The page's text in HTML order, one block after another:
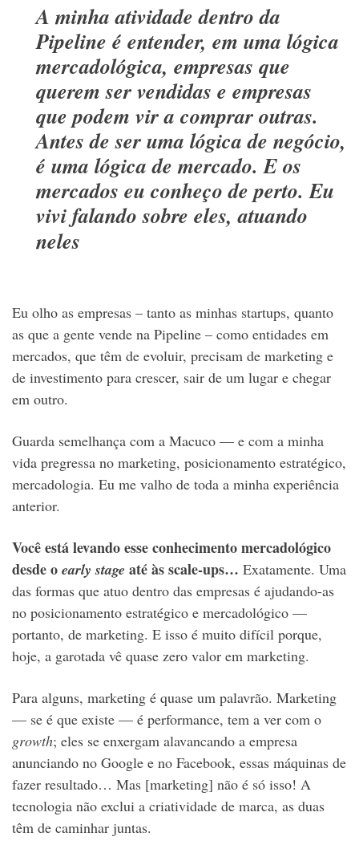
A minha atividade dentro da
Pipeline é entender, em uma lógica
mercadológica, empresas que
querem ser vendidas e empresas
que podem vir a comprar outras.
Antes de ser uma lógica de negócio,
é uma lógica de mercado. E os
mercados eu conheço de perto. Eu
vivi falando sobre eles, atuando
neles
Eu olho as empresas – tanto as minhas startups, quanto
as que a gente vende na Pipeline – como entidades em
mercados, que têm de evoluir, precisam de marketing e
de investimento para crescer, sair de um lugar e chegar
em outro.
Guarda semelhança com a Macuco — e com a minha
vida pregressa no marketing, posicionamento estratégico,
mercadologia. Eu me valho de toda a minha experiência
anterior.
Você está levando esse conhecimento mercadológico
desde o early stage até às scale-ups… Exatamente. Uma
das formas que atuo dentro das empresas é ajudando-as
no posicionamento estratégico e mercadológico —
portanto, de marketing. E isso é muito difícil porque,
hoje, a garotada vê quase zero valor em marketing.
Para alguns, marketing é quase um palavrão. Marketing
— se é que existe — é performance, tem a ver com o
growth; eles se enxergam alavancando a empresa
anunciando no Google e no Facebook, essas máquinas de
fazer resultado… Mas [marketing] não é só isso! A
tecnologia não exclui a criatividade de marca, as duas
têm de caminhar juntas.